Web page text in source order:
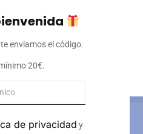
de pago
enviamos el código.
20€.
de privacidad y